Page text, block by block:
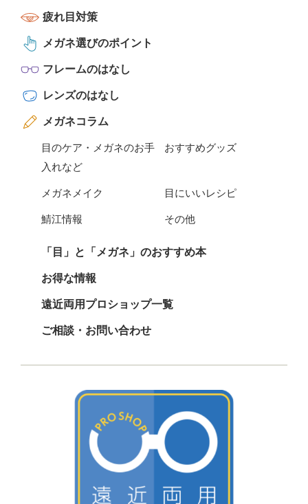
疲れ目対策
メガネ選びのポイント
フレームのはなし
レンズのはなし
メガネコラム
目のケア・メガネのお手
入れなど
おすすめグッズ
メガネメイク 目にいいレシピ
鯖江情報 その他
「目」と「メガネ」のおすすめ本
お得な情報
遠近両用プロショップ一覧
ご相談・お問い合わせ